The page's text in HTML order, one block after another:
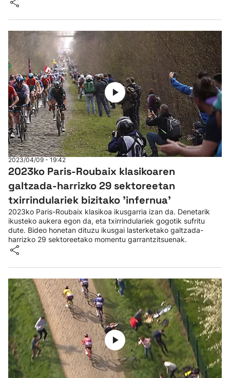
2023/04/09 - 19:42
2023ko Paris-Roubaix klasikoaren
galtzada-harrizko 29 sektoreetan
txirrindulariek bizitako 'infernua'
2023ko Paris-Roubaix klasikoa ikusgarria izan da. Denetarik
ikusteko aukera egon da, eta txirrindulariek gogotik sufritu
dute. Bideo honetan dituzu ikusgai lasterketako galtzada-
harrizko 29 sektoreetako momentu garrantzitsuenak.